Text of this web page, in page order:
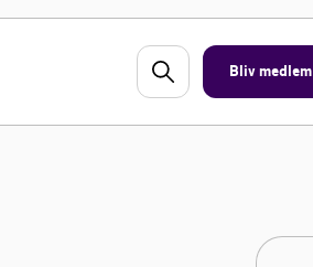
Bliv medlem